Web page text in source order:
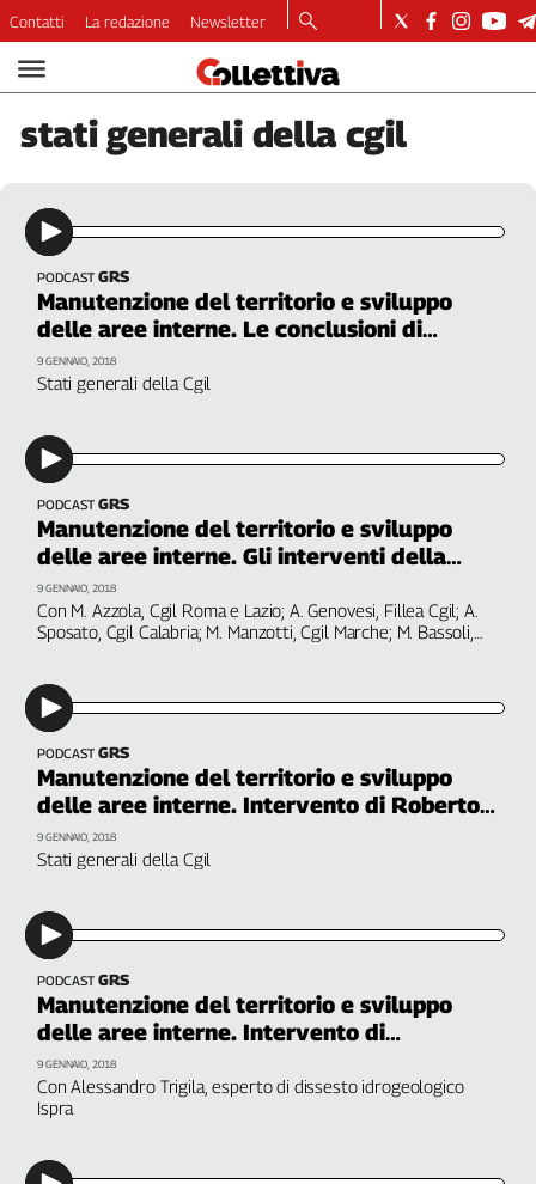
Video
Dirette
Economia
Lavoro
Ambiente
Diritti
Welfare
Italia
Culture
Categorie
Filcams
Filctem
Fillea
Filt
Fisac
Flai
Flc
Nidil
Slc
Inca
Caaf
Speciali
G8
Genova,
della
Contatti La redazione Newsletter
stati generali della cgil
PODCAST GRS
Manutenzione del territorio e sviluppo
delle aree interne. Le conclusioni di
Susanna Camusso, Cgil
Stati generali della Cgil
9 GENNAIO, 2018
PODCAST GRS
Manutenzione del territorio e sviluppo
delle aree interne. Gli interventi della
seconda sessione
Con M. Azzola, Cgil Roma e Lazio; A. Genovesi, Fillea Cgil; A.
Sposato, Cgil Calabria; M. Manzotti, Cgil Marche; M. Bassoli,
9 GENNAIO, 2018
PODCAST GRS
Manutenzione del territorio e sviluppo
delle aree interne. Intervento di Roberto
Marino, Casa Italia
Stati generali della Cgil
9 GENNAIO, 2018
PODCAST GRS
Manutenzione del territorio e sviluppo
delle aree interne. Intervento di
Alessandro Trigila, Ispra
Con Alessandro Trigila, esperto di dissesto idrogeologico
Ispra
9 GENNAIO, 2018